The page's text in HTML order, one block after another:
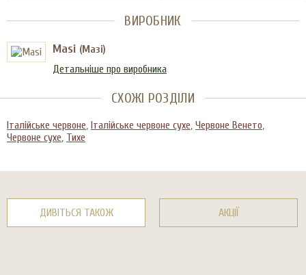
ВИРОБНИК
Masi (Мазі)
Детальніше про виробника
СХОЖІ РОЗДІЛИ
Італійське червоне, Італійське червоне сухе, Червоне Венето,
Червоне сухе, Тихе
ДИВІТЬСЯ ТАКОЖ АКЦІЇ